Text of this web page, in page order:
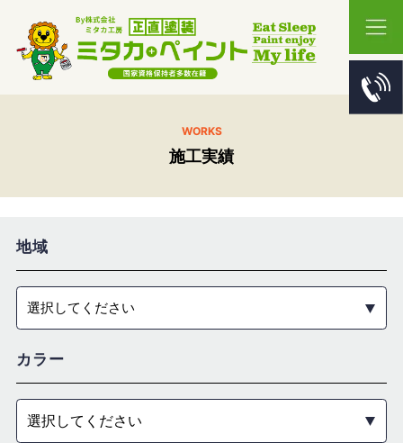
WORKS
施工実績
地域
選択してください
カラー
選択してください